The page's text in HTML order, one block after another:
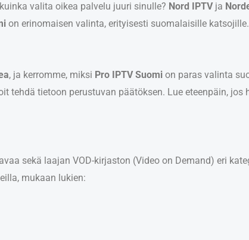
valita oikea palvelu juuri sinulle? Nord IPTVja
on erinomaisen valinta, erityisesti suomalaisille
, ja kerromme, miksi Pro IPTV Suomi on paras valinta
tietoon perustuvan päätöksen. Lue eteenpäin, jos
sekä laajan VOD-kirjaston (Video on Demand) eri
mukaan lukien: